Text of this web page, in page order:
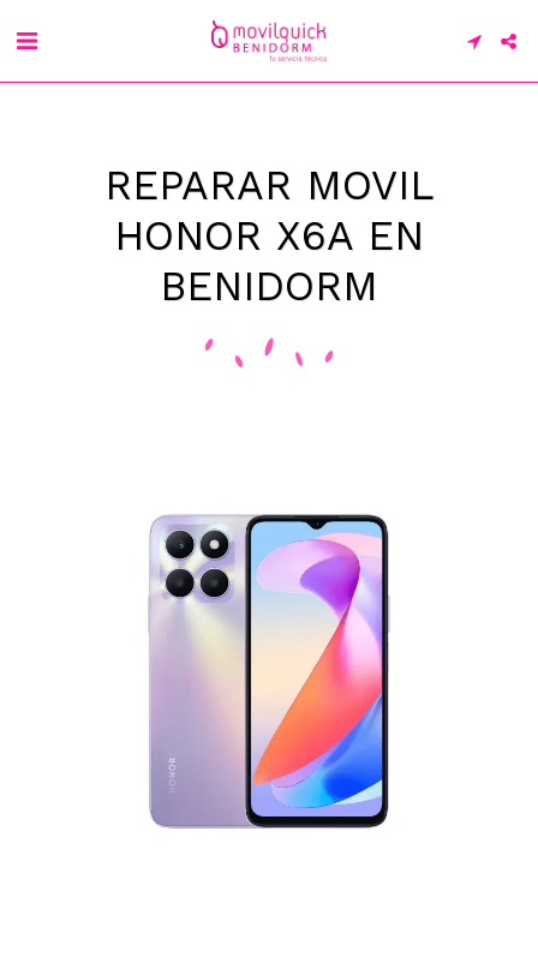
REPARAR MOVIL
HONOR X6A EN
BENIDORM